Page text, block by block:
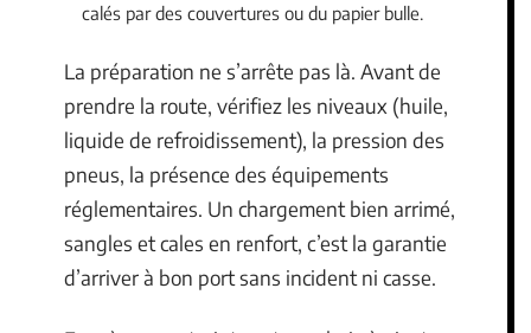
calés par des couvertures ou du papier bulle.
La préparation ne s’arrête pas là. Avant de
prendre la route, vérifiez les niveaux (huile,
liquide de refroidissement), la pression des
pneus, la présence des équipements
réglementaires. Un chargement bien arrimé,
sangles et cales en renfort, c’est la garantie
d’arriver à bon port sans incident ni casse.